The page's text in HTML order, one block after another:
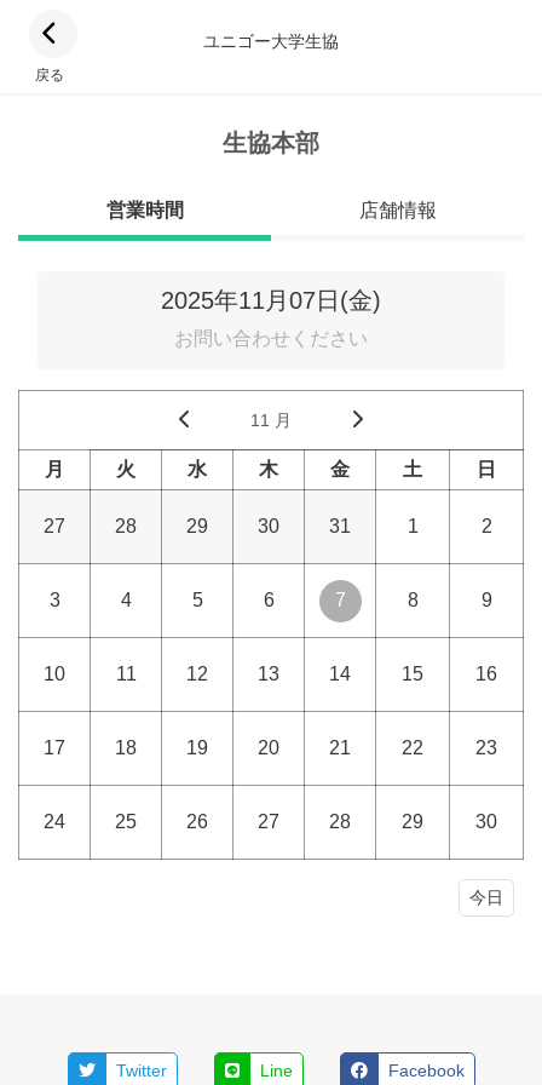
戻る
ユニゴー大学生協
生協本部
営業時間 店舗情報
2025年11月07日(金)
お問い合わせください
11 月
月 火 水 木 金 土 日
27 28 29 30 31 1 2
3 4 5 6 7 8 9
10 11 12 13 14 15 16
17 18 19 20 21 22 23
24 25 26 27 28 29 30
今日
Twitter Line Facebook